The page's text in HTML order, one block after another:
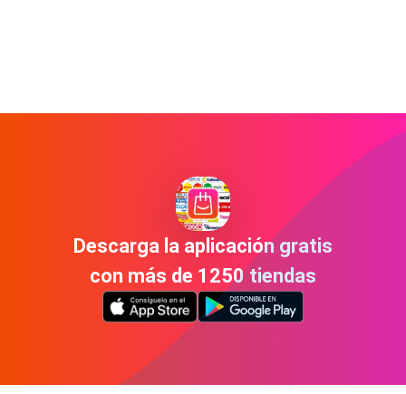
Descarga la aplicación gratis
con más de 1250 tiendas